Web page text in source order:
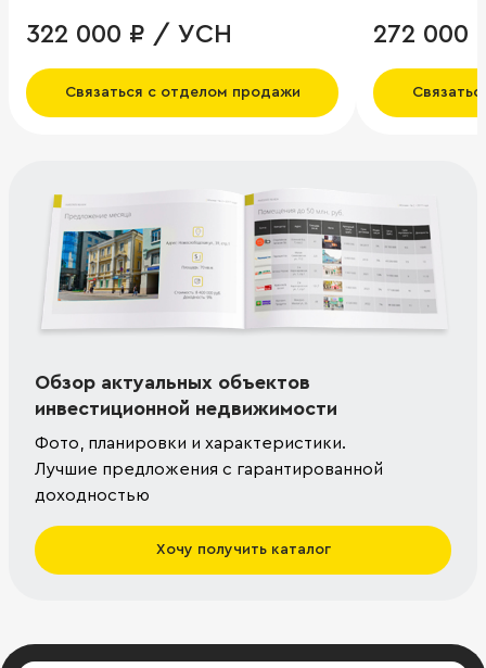
322 000 ₽ / УСН
Связаться с отделом продажи
272
Обзор актуальных объектов
инвестиционной недвижимости
Фото, планировки и характеристики.
Лучшие предложения с гарантированной
доходностью
Хочу получить каталог